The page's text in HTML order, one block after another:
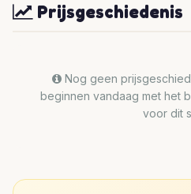
Prijsgeschiedenis
Nog geen
beginnen vandaag met het
voor dit